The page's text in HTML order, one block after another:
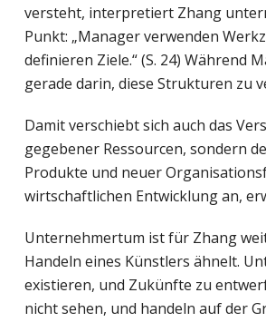
versteht, interpretiert Zhang
Punkt: „Manager verwenden
definieren Ziele.“ (S. 24)
gerade darin, diese Strukturen zu
Damit verschiebt sich auch das
gegebener Ressourcen, sondern
Produkte und neuer
wirtschaftlichen Entwicklung an,
Unternehmertum ist für Zhang
Handeln eines Künstlers ähnelt.
existieren, und Zukünfte zu
nicht sehen, und handeln auf der